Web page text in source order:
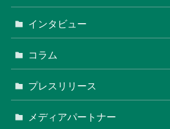
インタビュー
コラム
プレスリリース
メディアパートナー